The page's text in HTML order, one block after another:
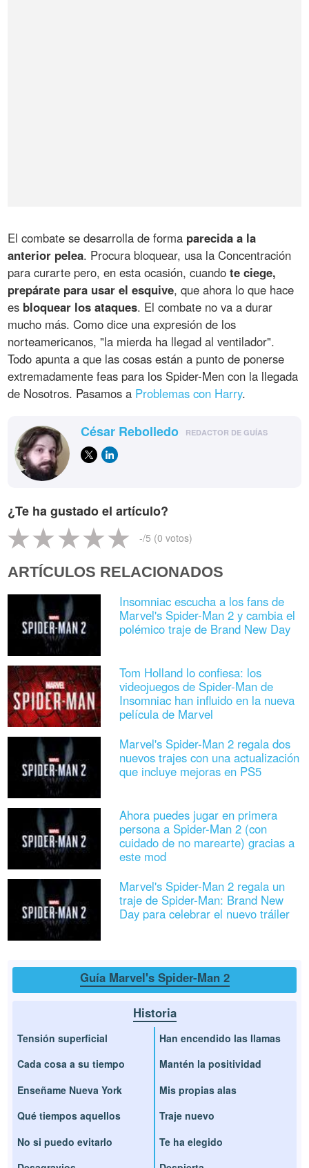
El combate se desarrolla de forma parecida a la
anterior pelea. Procura bloquear, usa la Concentración
para curarte pero, en esta ocasión, cuandote ciege,
prepárate para usar el esquive, que ahora lo que hace
es bloquear los ataques. El combate no va a durar
mucho más. Como dice una expresión de los
norteamericanos, "la mierda ha llegad al ventilador".
Todo apunta a que las cosas están a punto de ponerse
extremadamente feas para los Spider-Men con la llegada
de Nosotros. Pasamos a Problemas con Harry.
César Rebolledo REDACTOR DE GUÍAS
¿Te ha gustado el artículo?
-/5 (0 votos)
ARTÍCULOS RELACIONADOS
Insomniac escucha a los fans de
Marvel's Spider-Man 2 y cambia el
polémico traje de Brand New Day
Tom Holland lo confiesa: los
videojuegos de Spider-Man de
Insomniac han influido en la nueva
película de Marvel
Marvel's Spider-Man 2 regala dos
nuevos trajes con una actualización
que incluye mejoras en PS5
Ahora puedes jugar en primera
persona a Spider-Man 2 (con
cuidado de no marearte) gracias a
este mod
Marvel's Spider-Man 2 regala un
traje de Spider-Man: Brand New
Day para celebrar el nuevo tráiler
Guía Marvel's Spider-Man 2
Historia
Tensión superficial
Cada cosa a su tiempo
Enseñame Nueva York
Qué tiempos aquellos
No si puedo evitarlo
Han encendido las llamas
Mantén la positividad
Mis propias alas
Traje nuevo
Te ha elegido